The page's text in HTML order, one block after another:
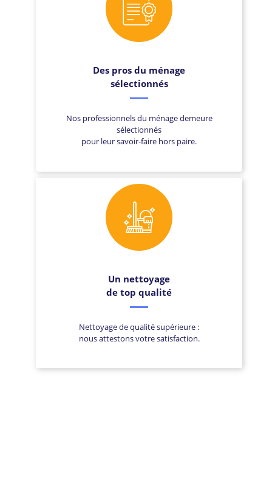
Des pros du ménage
sélectionnés
Nos professionnels du ménage demeure
sélectionnés
pour leur savoir-faire hors paire.
Un nettoyage
de top qualité
Nettoyage de qualité supérieure :
nous attestons votre satisfaction.